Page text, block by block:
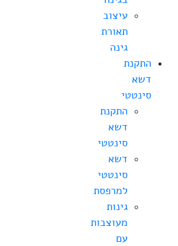
עיצוב
תאורת
גינה
התקנת
דשא
סינטטי
התקנת
דשא
סינטטי
דשא
סינטטי
למרפסת
גינות
מעוצבות
עם